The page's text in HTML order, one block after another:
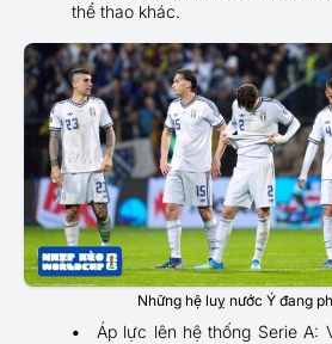
thể thao khác.
Những hệ luỵ nước Ý đang
Áp lực lên hệ thống Serie A: